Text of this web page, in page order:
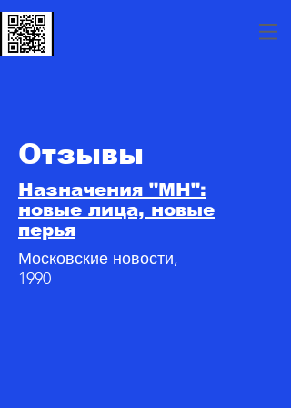
Отзывы
Назначения "МН":
новые лица, новые
перья
Московские новости,
1990